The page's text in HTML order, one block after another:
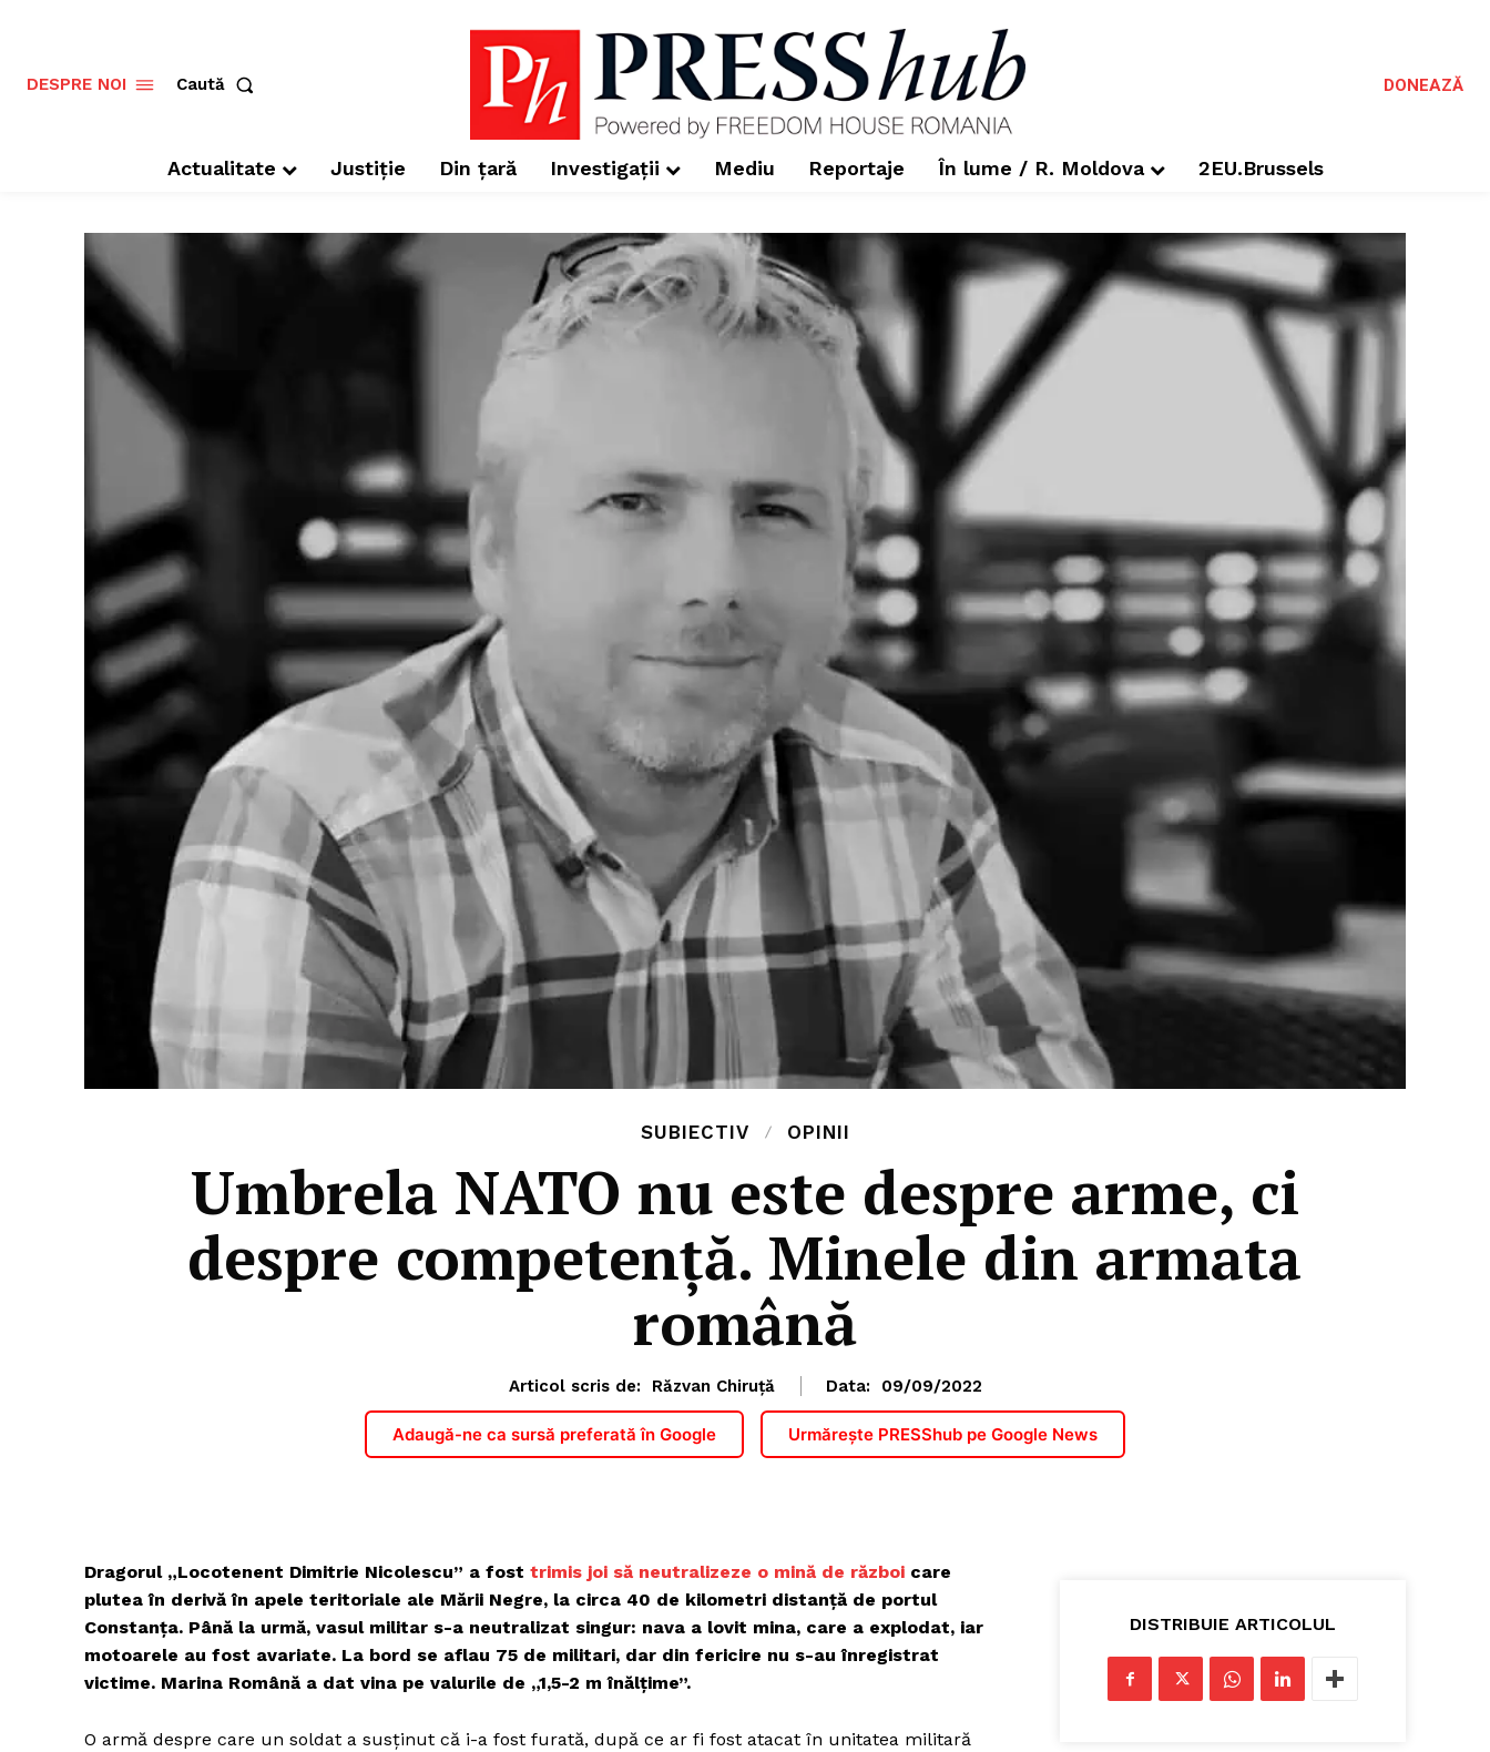
DESPRE NOI Caută DONEAZĂ
Actualitate Justiție Din țară Investigații Mediu Reportaje În lume / R. Moldova 2EU.Brussels
SUBIECTIV OPINII
Umbrela NATO nu este despre arme, ci
despre competență. Minele din armata
română
Articol scris de: Răzvan Chiruță Data: 09/09/2022
Adaugă-ne ca sursă preferată în Google Urmărește PRESShub pe Google News
Dragorul „Locotenent Dimitrie Nicolescu” a fost trimis joi să neutralizeze o mină de război care
plutea în derivă în apele teritoriale ale Mării Negre, la circa 40 de kilometri distanță de portul
Constanța. Până la urmă, vasul militar s-a neutralizat singur: nava a lovit mina, care a explodat, iar
motoarele au fost avariate. La bord se aflau 75 de militari, dar din fericire nu s-au înregistrat
victime. Marina Română a dat vina pe valurile de „1,5-2 m înălțime”.
O armă despre care un soldat a susținut că i-a fost furată, după ce ar fi fost atacat în unitatea militară
DISTRIBUIE ARTICOLUL